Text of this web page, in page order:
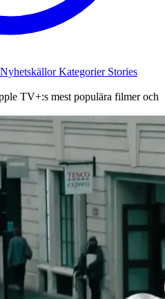
NyhetskällorKategorier Stories
TV+:s mest populära filmer och